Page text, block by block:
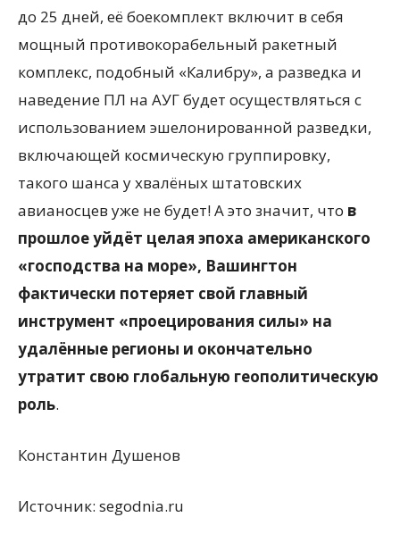
до 25 дней, её боекомплект включит в себя
мощный противокорабельный ракетный
комплекс, подобный «Калибру», а разведка и
наведение ПЛ на АУГ будет осуществляться с
использованием эшелонированной разведки,
включающей космическую группировку,
такого шанса у хвалёных штатовских
авианосцев уже не будет! А это значит, что в
прошлое уйдёт целая эпоха американского
«господства на море», Вашингтон
фактически потеряет свой главный
инструмент «проецирования силы» на
удалённые регионы и окончательно
утратит свою глобальную геополитическую
роль.
Константин Душенов
Источник: segodnia.ru